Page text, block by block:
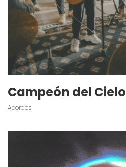
Campeón del Cielo
Acordes